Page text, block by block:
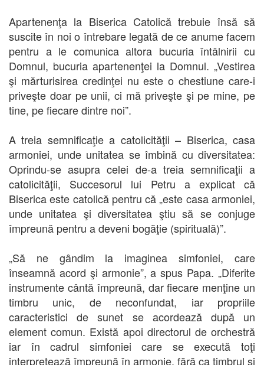
Apartenenţa la Biserica Catolică trebuie însă să
suscite în noi o întrebare legată de ce anume facem
pentru a le comunica altora bucuria întâlnirii cu
Domnul, bucuria apartenenţei la Domnul. „Vestirea
şi mărturisirea credinţei nu este o chestiune care-i
priveşte doar pe unii, ci mă priveşte şi pe mine, pe
tine, pe fiecare dintre noi”.
A treia semnificaţie a catolicităţii – Biserica, casa
armoniei, unde unitatea se îmbină cu diversitatea:
Oprindu-se asupra celei de-a treia semnificaţii a
catolicităţii, Succesorul lui Petru a explicat că
Biserica este catolică pentru că „este casa armoniei,
unde unitatea şi diversitatea ştiu să se conjuge
împreună pentru a deveni bogăţie (spirituală)”.
„Să ne gândim la imaginea simfoniei, care
înseamnă acord şi armonie”, a spus Papa. „Diferite
instrumente cântă împreună, dar fiecare menţine un
timbru unic, de neconfundat, iar propriile
caracteristici de sunet se acordează după un
element comun. Există apoi directorul de orchestră
iar în cadrul simfoniei care se execută toţi
interpretează împreună în armonie, fără ca timbrul şi